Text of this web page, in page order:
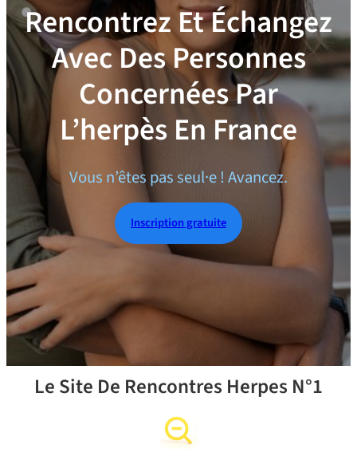
Rencontrez Et Échangez
Avec Des Personnes
Concernées Par
L’herpès En France
Vous n’êtes pas seul·e ! Avancez.
Inscription gratuite
Le Site De Rencontres Herpes N°1